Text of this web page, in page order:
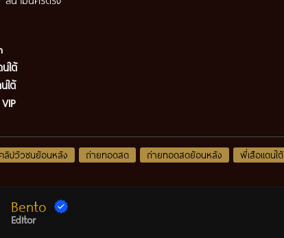
ใต้
ใต้
คลิปวัวชนย้อนหลัง ถ่ายทอดสด ถ่ายทอดสดย้อนหลัง พี่เสือแดนใต้
Bento
Editor